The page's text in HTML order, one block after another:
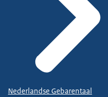
Nederlandse Gebarentaal